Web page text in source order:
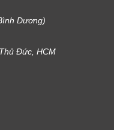
Dương)
Đức, HCM